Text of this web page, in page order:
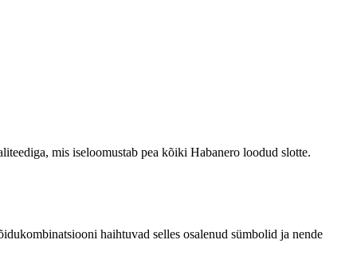
mis iseloomustab pea kõiki Habanero loodud slotte.
haihtuvad selles osalenud sümbolid ja nende